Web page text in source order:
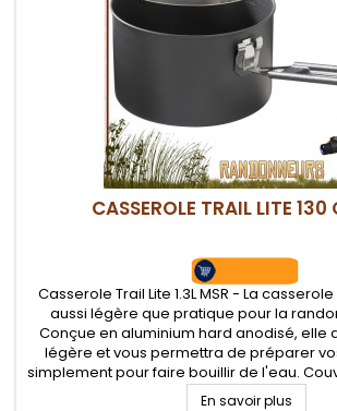
CASSEROLE TRAIL LITE 130
Casserole Trail Lite 1.3L MSR - La casserole
aussi légère que pratique pour la
Conçue en aluminium hard anodisé, elle
légère et vous permettra de préparer
simplement pour faire bouillir de l'eau.
poignée repliable.
En savoir plus